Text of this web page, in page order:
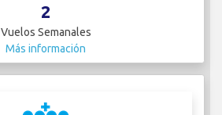
2
Vuelos Semanales
Más información